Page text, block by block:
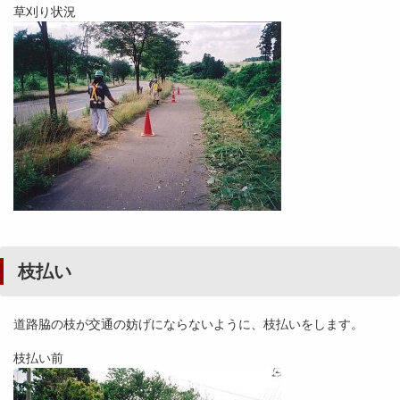
草刈り状況
枝払い
道路脇の枝が交通の妨げにならないように、枝払いをします。
枝払い前